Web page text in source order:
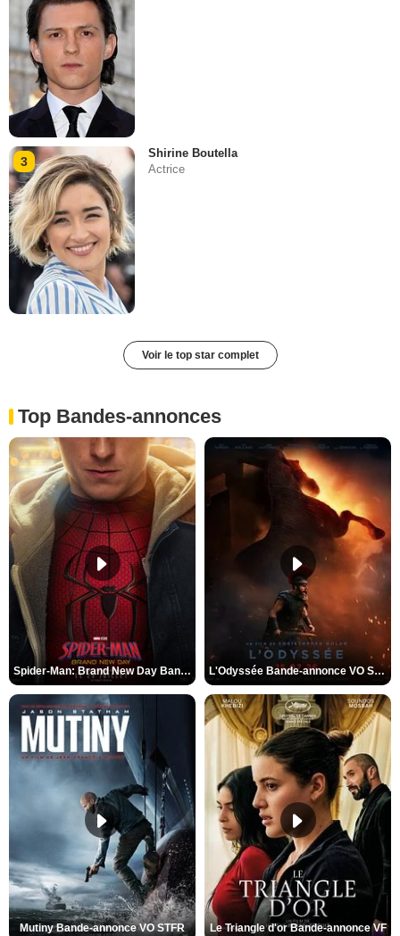
3
Shirine Boutella
Actrice
Voir le top star complet
Top Bandes-annonces
Spider-Man: Brand New Day Bande-annonce VO STFR L'Odyssée Bande-annonce VO STFR
Mutiny Bande-annonce VO STFR Le Triangle d'or Bande-annonce VF